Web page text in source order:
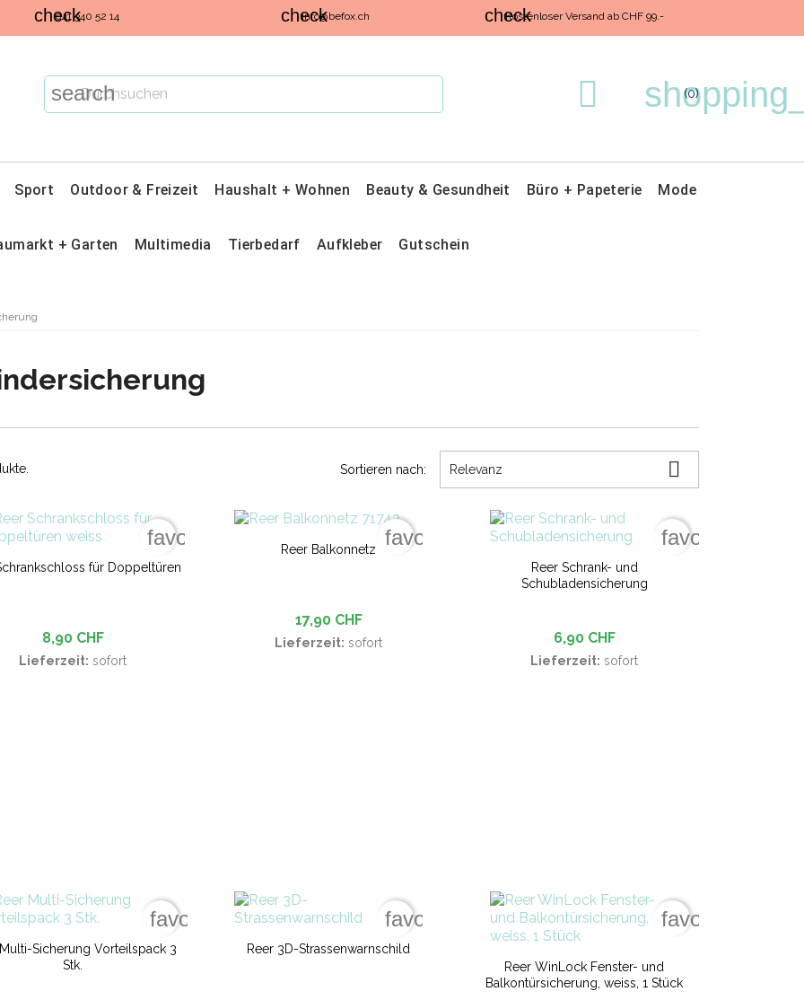
check
041 340 52 14 check
info@befox.ch check
Kostenloser Versand ab CHF 99.-
search (0)

Sport Outdoor & Freizeit Haushalt + Wohnen Beauty & Gesundheit Büro + Papeterie Mode
+ Garten Multimedia Tierbedarf Aufkleber Gutschein
Sortieren nach: Relevanz 
für Doppeltüren
8,90 CHF
Lieferzeit: sofort
favorite_border
Reer Balkonnetz
17,90 CHF
Lieferzeit: sofort
favorite_border
Reer Schrank- und
Schubladensicherung
6,90 CHF
Lieferzeit: sofort
favorite_border
Sicherung Vorteilspack 3
Stk.
favorite_border
Reer 3D-Strassenwarnschild
favorite_border
Reer WinLock Fenster- und
Balkontürsicherung, weiss, 1 Stück
favorite_border